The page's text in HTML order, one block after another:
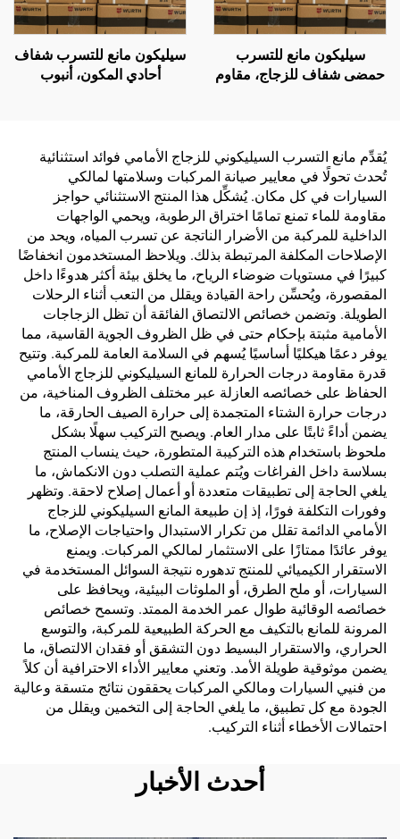
سيليكون مانع للتسرب
حمضى شفاف للزجاج، مقاوم
سيليكون مانع للتسرب شفاف
أحادي المكون، أنبوب
يُقدِّم مانع التسرب السيليكوني للزجاج الأمامي فوائد استثنائية
تُحدث تحولًا في معايير صيانة المركبات وسلامتها لمالكي
السيارات في كل مكان. يُشكِّل هذا المنتج الاستثنائي حواجز
مقاومة للماء تمنع تمامًا اختراق الرطوبة، ويحمي الواجهات
الداخلية للمركبة من الأضرار الناتجة عن تسرب المياه، ويحد من
الإصلاحات المكلفة المرتبطة بذلك. ويلاحظ المستخدمون انخفاضًا
كبيرًا في مستويات ضوضاء الرياح، ما يخلق بيئة أكثر هدوءًا داخل
المقصورة، ويُحسِّن راحة القيادة ويقلل من التعب أثناء الرحلات
الطويلة. وتضمن خصائص الالتصاق الفائقة أن تظل الزجاجات
الأمامية مثبتة بإحكام حتى في ظل الظروف الجوية القاسية، مما
يوفر دعمًا هيكليًا أساسيًا يُسهم في السلامة العامة للمركبة. وتتيح
قدرة مقاومة درجات الحرارة للمانع السيليكوني للزجاج الأمامي
الحفاظ على خصائصه العازلة عبر مختلف الظروف المناخية، من
درجات حرارة الشتاء المتجمدة إلى حرارة الصيف الحارقة، ما
يضمن أداءً ثابتًا على مدار العام. ويصبح التركيب سهلًا بشكل
ملحوظ باستخدام هذه التركيبة المتطورة، حيث ينساب المنتج
بسلاسة داخل الفراغات ويُتم عملية التصلب دون الانكماش، ما
يلغي الحاجة إلى تطبيقات متعددة أو أعمال إصلاح لاحقة. وتظهر
وفورات التكلفة فورًا، إذ إن طبيعة المانع السيليكوني للزجاج
الأمامي الدائمة تقلل من تكرار الاستبدال واحتياجات الإصلاح، ما
يوفر عائدًا ممتازًا على الاستثمار لمالكي المركبات. ويمنع
الاستقرار الكيميائي للمنتج تدهوره نتيجة السوائل المستخدمة في
السيارات، أو ملح الطرق، أو الملوثات البيئية، ويحافظ على
خصائصه الوقائية طوال عمر الخدمة الممتد. وتسمح خصائص
المرونة للمانع بالتكيف مع الحركة الطبيعية للمركبة، والتوسع
الحراري، والاستقرار البسيط دون التشقق أو فقدان الالتصاق، ما
يضمن موثوقية طويلة الأمد. وتعني معايير الأداء الاحترافية أن كلاً
من فنيي السيارات ومالكي المركبات يحققون نتائج متسقة وعالية
الجودة مع كل تطبيق، ما يلغي الحاجة إلى التخمين ويقلل من
احتمالات الأخطاء أثناء التركيب.
أحدث الأخبار